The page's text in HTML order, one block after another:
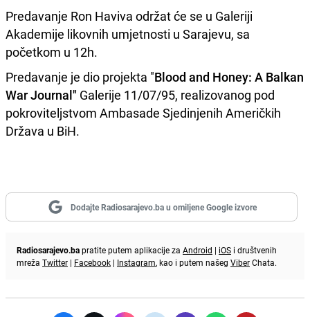
Predavanje Ron Haviva održat će se u Galeriji
Akademije likovnih umjetnosti u Sarajevu, sa
početkom u 12h.
Predavanje je dio projekta "Blood and Honey: A Balkan
War Journal" Galerije 11/07/95, realizovanog pod
pokroviteljstvom Ambasade Sjedinjenih Američkih
Država u BiH.
Dodajte Radiosarajevo.ba u omiljene Google izvore
Radiosarajevo.bapratite putem aplikacije za Android | iOS i društvenih
mreža Twitter | Facebook | Instagram, kao i putem našeg ViberChata.